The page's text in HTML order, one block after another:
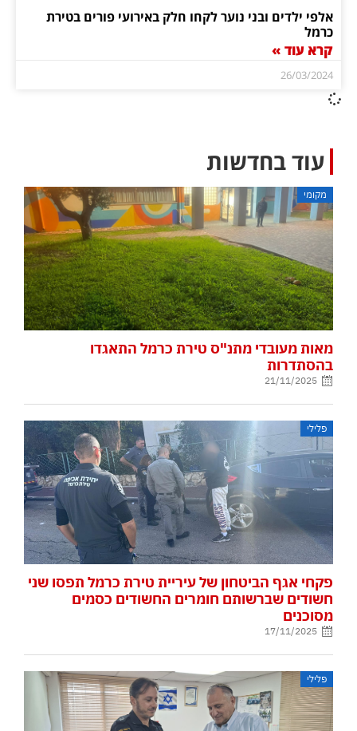
אלפי ילדים ובני נוער לקחו חלק באירועי פורים בטירת
כרמל
קרא עוד »
26/03/2024
עוד בחדשות
מקומי
מאות מעובדי מתנ"ס טירת כרמל התאגדו
בהסתדרות
21/11/2025
פלילי
פקחי אגף הביטחון של עיריית טירת כרמל תפסו שני
חשודים שברשותם חומרים החשודים כסמים
מסוכנים
17/11/2025
פלילי